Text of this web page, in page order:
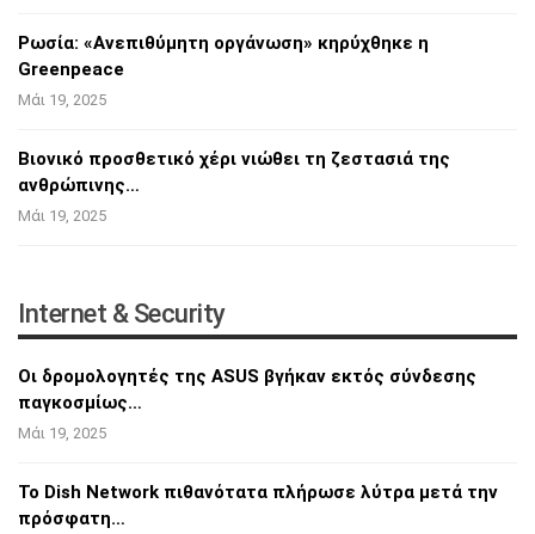
Ρωσία: «Ανεπιθύμητη οργάνωση» κηρύχθηκε η
Greenpeace
Μάι 19, 2025
Βιονικό προσθετικό χέρι νιώθει τη ζεστασιά της
ανθρώπινης…
Μάι 19, 2025
Internet & Security
Οι δρομολογητές της ASUS βγήκαν εκτός σύνδεσης
παγκοσμίως…
Μάι 19, 2025
Το Dish Network πιθανότατα πλήρωσε λύτρα μετά την
πρόσφατη…